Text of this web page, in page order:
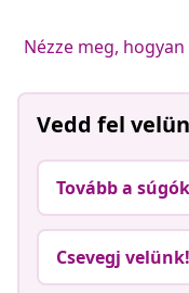
Nézze meg,
Vedd fel
Tovább a
Csevegj velünk!